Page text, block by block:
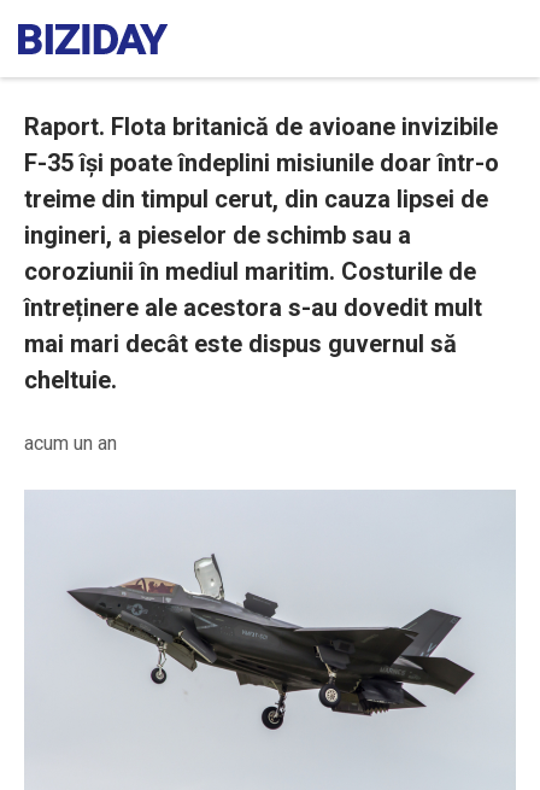
Raport. Flota britanică de avioane invizibile
F-35 își poate îndeplini misiunile doar într-o
treime din timpul cerut, din cauza lipsei de
ingineri, a pieselor de schimb sau a
coroziunii în mediul maritim. Costurile de
întreținere ale acestora s-au dovedit mult
mai mari decât este dispus guvernul să
cheltuie.
acum un an